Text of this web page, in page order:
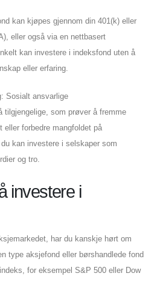
kan kjøpes gjennom din 401(k) eller
eller også via en nettbasert
kan investere i indeksfond uten å
eller erfaring.
Sosialt ansvarlige
tilgjengelige, som prøver å fremme
forbedre mangfoldet på
kan investere i selskaper som
og tro.
investere i
har du kanskje hørt om
type aksjefond eller børshandlede fond
for eksempel S&P 500 eller Dow